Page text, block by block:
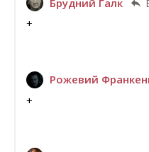
+
Рожевий
+